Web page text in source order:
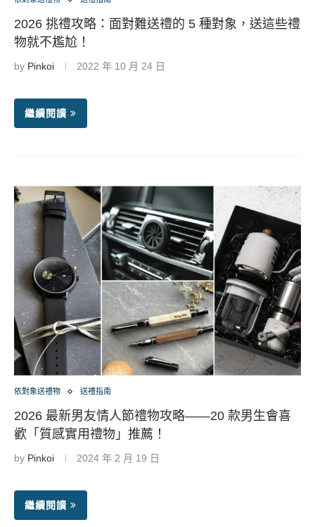
2026 挑禮攻略：面對難送禮的 5 種對象，送這些禮
物就不尷尬！
by Pinkoi 2022 年 10 月 24 日
繼續閱讀
依對象送禮物 送禮指南
2026 最新男友情人節禮物攻略——20 款男生會喜
歡「質感實用禮物」推薦！
by Pinkoi 2024 年 2 月 19 日
繼續閱讀